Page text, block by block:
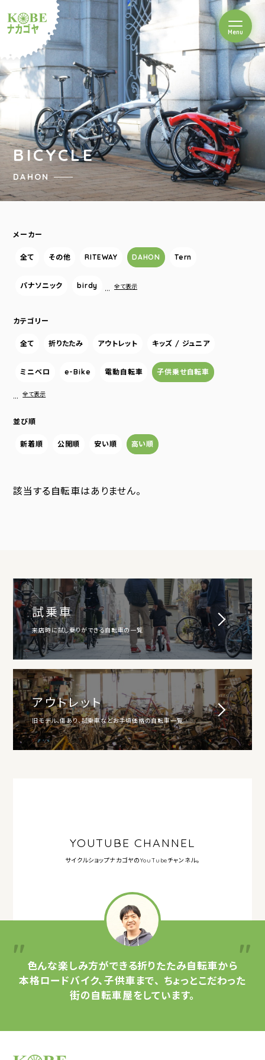
ルショップナカゴヤ
Menuを開閉
BICYCLE
DAHON
メーカー
全て その他 RITEWAY DAHON Tern
パナソニック birdy … 全て表示
カテゴリー
全て 折りたたみ アウトレット キッズ / ジュニア
ミニベロ e-Bike 電動自転車 子供乗せ自転車
… 全て表示
並び順
新着順 公開順 安い順 高い順
該当する自転車はありません。
試乗車
来店時に試し乗りができる自転車の一覧
アウトレット
旧モデル、傷あり、試乗車などお手頃価格の自転車一覧
YOUTUBE CHANNEL
サイクルショップナカゴヤのYouTubeチャンネル。
色んな楽しみ方ができる折りたたみ自転車から
本格ロードバイク、子供車まで、 ちょっとこだわった
街の自転車屋をしています。